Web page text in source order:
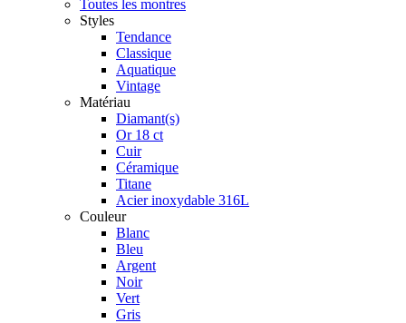
Toutes les montres
Styles
Tendance
Classique
Aquatique
Vintage
Matériau
Diamant(s)
Or 18 ct
Cuir
Céramique
Titane
Acier inoxydable 316L
Couleur
Blanc
Bleu
Argent
Noir
Vert
Gris